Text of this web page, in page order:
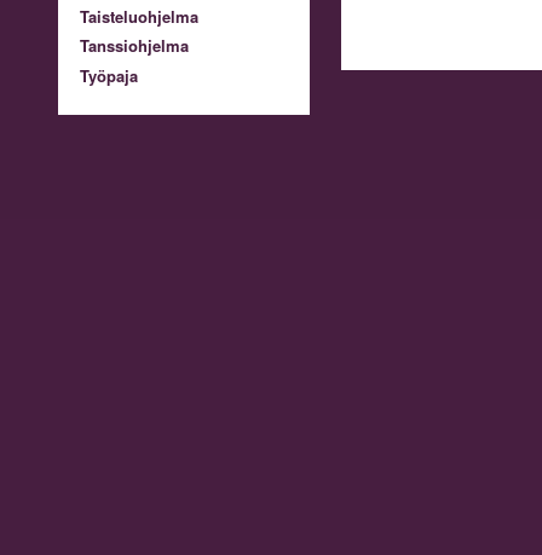
Taisteluohjelma
Tanssiohjelma
Työpaja